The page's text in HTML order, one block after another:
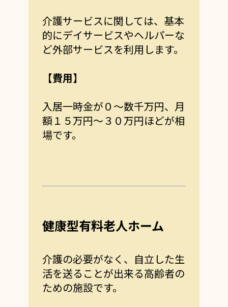
介護サービスに関しては、基本
的にデイサービスやヘルパーな
ど外部サービスを利用します。
【費用】
入居一時金が０～数千万円、月
額１５万円～３０万円ほどが相
場です。
健康型有料老人ホーム
介護の必要がなく、自立した生
活を送ることが出来る高齢者の
ための施設です。